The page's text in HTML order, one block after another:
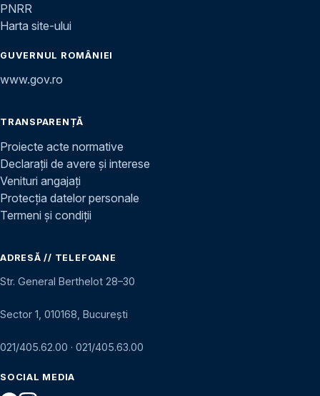
PNRR
Harta site-ului
GUVERNUL ROMÂNIEI
www.gov.ro
TRANSPARENȚĂ
Proiecte acte normative
Declarații de avere și interese
Venituri angajați
Protecția datelor personale
Termeni și condiții
ADRESĂ // TELEFOANE
Str. General Berthelot 28–30
Sector 1, 010168, București
021/405.62.00 · 021/405.63.00
SOCIAL MEDIA